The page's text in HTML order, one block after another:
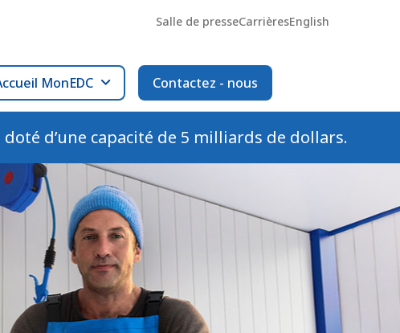
Salle de presseCarrièresEnglish
MonEDC Contactez - nous
doté d’une capacité de 5 milliards de dollars.